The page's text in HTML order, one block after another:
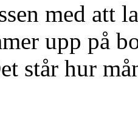
med att
upp på
står hur